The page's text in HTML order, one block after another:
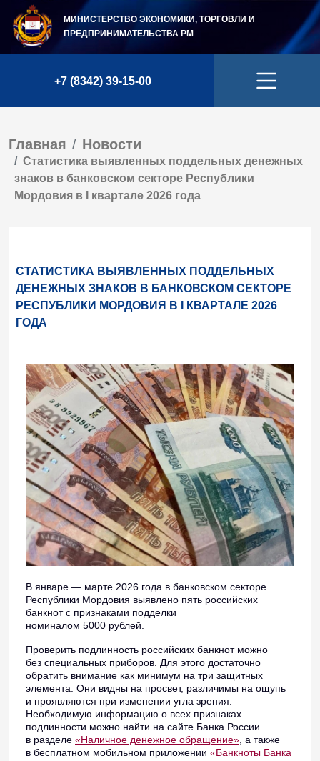
МИНИСТЕРСТВО ЭКОНОМИКИ, ТОРГОВЛИ И
ПРЕДПРИНИМАТЕЛЬСТВА РМ
+7 (8342) 39-15-00
Главная Новости
Статистика выявленных поддельных денежных
знаков в банковском секторе Республики
Мордовия в I квартале 2026 года
СТАТИСТИКА ВЫЯВЛЕННЫХ ПОДДЕЛЬНЫХ
ДЕНЕЖНЫХ ЗНАКОВ В БАНКОВСКОМ СЕКТОРЕ
РЕСПУБЛИКИ МОРДОВИЯ В I КВАРТАЛЕ 2026
ГОДА
В январе — марте 2026 года в банковском секторе
Республики Мордовия выявлено пять российских
банкнот с признаками подделки
номиналом 5000 рублей.
Проверить подлинность российских банкнот можно
без специальных приборов. Для этого достаточно
обратить внимание как минимум на три защитных
элемента. Они видны на просвет, различимы на ощупь
и проявляются при изменении угла зрения.
Необходимую информацию о всех признаках
подлинности можно найти на сайте Банка России
в разделе «Наличное денежное обращение» , а также
в бесплатном мобильном приложении «Банкноты Банка